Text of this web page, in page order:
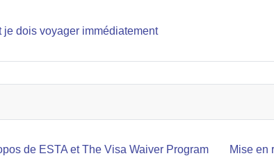
de ESTA et The Visa Waiver Program Mise en
je dois voyager immédiatement